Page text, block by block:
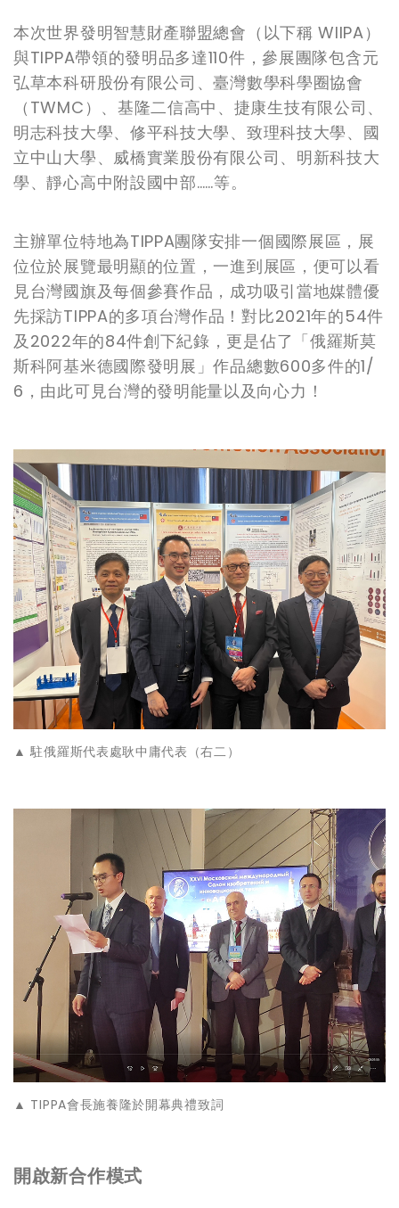
本次世界發明智慧財產聯盟總會（以下稱 WIIPA）
與TIPPA帶領的發明品多達110件，參展團隊包含元
弘草本科研股份有限公司、臺灣數學科學圈協會
（TWMC）、基隆二信高中、捷康生技有限公司、
明志科技大學、修平科技大學、致理科技大學、國
立中山大學、威橋實業股份有限公司、明新科技大
學、靜心高中附設國中部……等。
主辦單位特地為TIPPA團隊安排一個國際展區，展
位位於展覽最明顯的位置，一進到展區，便可以看
見台灣國旗及每個參賽作品，成功吸引當地媒體優
先採訪TIPPA的多項台灣作品！對比2021年的54件
及2022年的84件創下紀錄，更是佔了「俄羅斯莫
斯科阿基米德國際發明展」作品總數600多件的1/
6，由此可見台灣的發明能量以及向心力！
▲ 駐俄羅斯代表處耿中庸代表（右二）
▲ TIPPA會長施養隆於開幕典禮致詞
開啟新合作模式